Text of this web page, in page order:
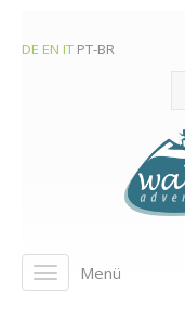
DE EN IT PT-BR
Toggle
navigation
Menü